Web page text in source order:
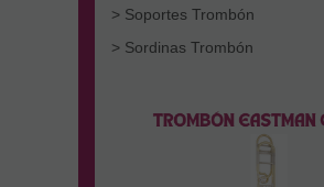
> Soportes Trombón
> Sordinas Trombón